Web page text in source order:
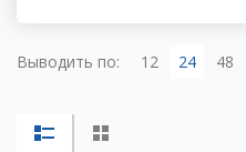
Выводить по: 12 24 48